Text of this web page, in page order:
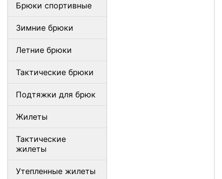
Брюки спортивные
Зимние брюки
Летние брюки
Тактические брюки
Подтяжки для брюк
Жилеты
Тактические
жилеты
Утепленные жилеты